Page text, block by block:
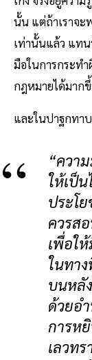
นั้น แต่ถ้าเราจะ
เท่านั้นแล้ว แท
มือในการกระท
กฎหมายได้มาก
และในปาฐกทา
“ควา
ให้เป็
ประโ
ควรส
เพื่อใ
ในทา
บนหลั
ด้วยอ
การห
เลวท